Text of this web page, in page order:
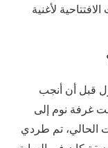
لأغنية
قبل أن أنجب
غرفة نوم إلى
الحالي، تم طردي